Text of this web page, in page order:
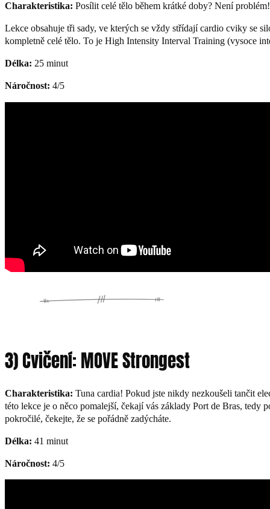
Charakteristika: Posílit celé tělo během krátké doby? Není
Lekce obsahuje tři sady, ve kterých se vždy střídají cardio cviky se
kompletně celé tělo. To je High Intensity Interval Training (vysoce
Délka: 25 minut
Náročnost: 4/5
3) Cvičení: MOVE Strongest
Charakteristika: Tuna cardia! Pokud jste nikdy nezkoušeli tančit
této lekce je o něco pomalejší, čekají vás základy Port de Bras, tedy
pokročilé, čekejte, že se pořádně zadýcháte.
Délka: 41 minut
Náročnost: 4/5